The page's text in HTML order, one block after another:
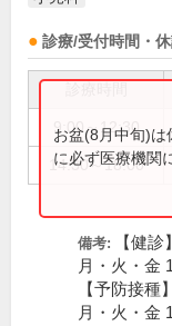
診療/受付時間・休
9:00～12:30
14:30～18:00
お盆(8月中旬)は
に必ず医療機関
備考:
【健診】
月・火・金
【予防接種】
月・火・金